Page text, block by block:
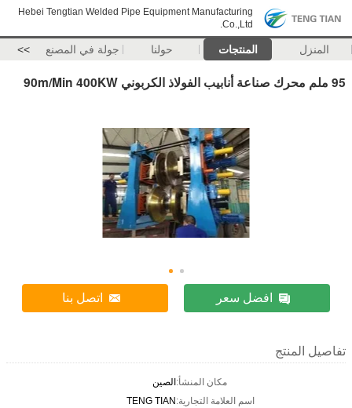
Hebei Tengtian Welded Pipe Equipment Manufacturing
Co.,Ltd.
المنزل المنتجات حولنا جولة في المصنع >>
95 ملم محرك صناعة أنابيب الفولاذ الكربوني 90m/Min 400KW
افضل سعر اتصل بنا
تفاصيل المنتج
مكان المنشأ:الصين
اسم العلامة التجارية:TENG TIAN